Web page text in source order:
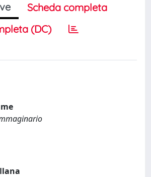
Scheda completa
(DC)